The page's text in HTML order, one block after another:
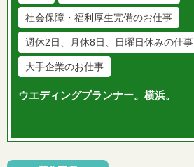
社会保障・福利厚生完備のお仕事
週休2日、月休8日、日曜日休みの仕事
大手企業のお仕事
ウエディングプランナー。横浜。